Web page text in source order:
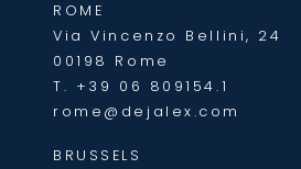
ROME
Via Vincenzo Bellini, 24
00198 Rome
T. +39 06 809154.1
rome@dejalex.com
BRUSSELS